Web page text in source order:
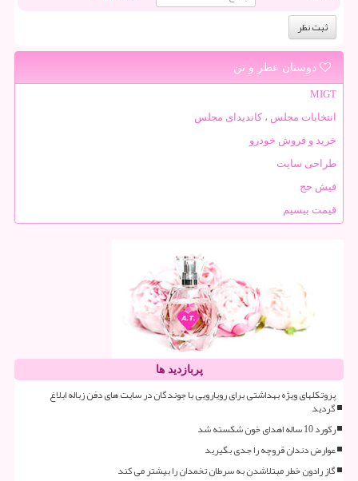
دوستان عطر و تن
MIGT
انتخابات مجلس ، کاندیدای مجلس
خرید و فروش خودرو
طراحی سایت
فیش حج
قیمت بیسیم
پربازدید ها
پروتکلهای ویژه بهداشتی برای رویارویی با جوندگان در سایت های دفن زباله ابلاغ
گردید
رکورد 10 ساله اهدای خون شکسته شد
عوارض دندان قروچه را جدی بگیرید
گاز رادون خطر مبتلاشدن به سرطان تخمدان را بیشتر می کند